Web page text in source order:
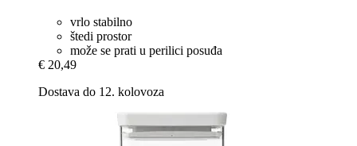
vrlo stabilno
štedi prostor
može se prati u perilici posuđa
€ 20,49
Dostava do 12. kolovoza